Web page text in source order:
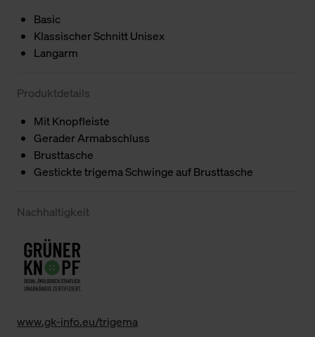
Basic
Klassischer Schnitt Unisex
Langarm
Produktdetails
Mit Knopfleiste
Gerader Armabschluss
Brusttasche
Gestickte trigema Schwinge auf Brusttasche
Nachhaltigkeit
www.gk-info.eu/trigema